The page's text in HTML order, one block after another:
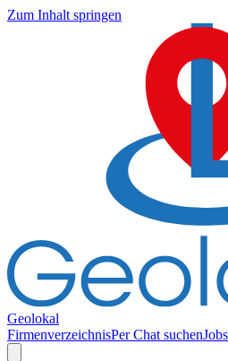
Zum Inhalt springen
Geolokal
FirmenverzeichnisPer Chat suchenJobs